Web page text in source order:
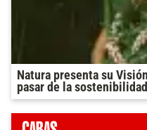
Natura presenta su
pasar de la